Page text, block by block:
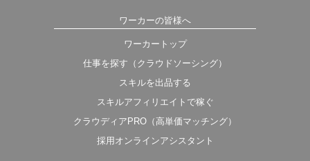
ワーカーの皆様へ
ワーカートップ
仕事を探す（クラウドソーシング）
スキルを出品する
スキルアフィリエイトで稼ぐ
クラウディアPRO（高単価マッチング）
採用オンラインアシスタント